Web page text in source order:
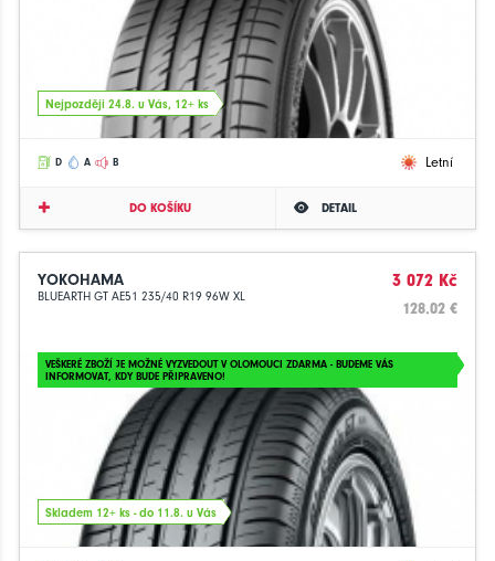
Nejpozději 24.8. u Vás, 12+ ks
D A B Letní
DO KOŠÍKU DETAIL
YOKOHAMA
BLUEARTH GT AE51 235/40 R19 96W XL
3 072 Kč
128.02 €
VEŠKERÉ ZBOŽÍ JE MOŽNÉ VYZVEDOUT V OLOMOUCI ZDARMA - BUDEME VÁS
INFORMOVAT, KDY BUDE PŘIPRAVENO!
Skladem 12+ ks - do 11.8. u Vás